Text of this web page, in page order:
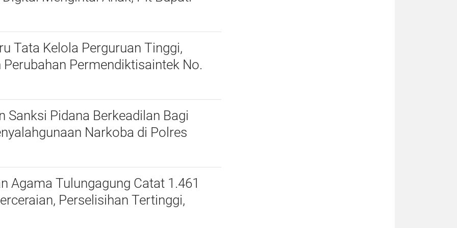
Ajak Wujudkan Tulungagung
Tata Kelola Perguruan Tinggi,
Perubahan Permendiktisaintek No.
No. 10/2026
Sanksi Pidana Berkeadilan Bagi
Narkoba di Polres
Agama Tulungagung Catat 1.461
Perselisihan Tertinggi,
Zina Jadi Alasan